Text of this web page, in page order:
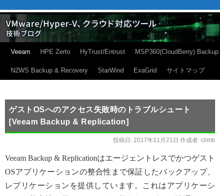
Veeam HPE Zerto HyTrust/Entrust MSP360(CloudBerry) Backup
N2WS Backup & Recovery StarWind ExaGrid サイトマップ
ゲストOSへのアクセス失敗時のトラブルシュート
[Veeam Backup & Replication]
投稿日: 2017年11月21日 作成者: climb
Veeam Backup & Replicationはエージェントレスでかつゲスト
OSアプリケーションの整合性まで保証したバックアップ、
レプリケーションを提供しています。これはアプリケーシ